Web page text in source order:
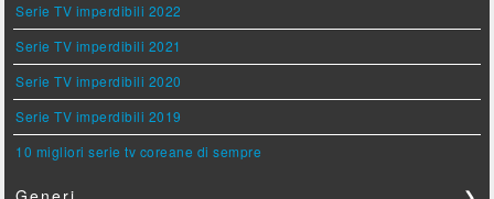
Serie TV imperdibili 2022
Serie TV imperdibili 2021
Serie TV imperdibili 2020
Serie TV imperdibili 2019
10 migliori serie tv coreane di sempre